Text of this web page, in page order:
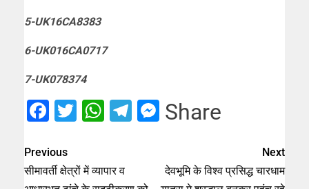
5-UK16CA8383
6-UK016CA0717
7-UK078374
Facebook
Twitter
WhatsApp
Telegram
Messenger
Share
Previous
सीमावर्ती क्षेत्रों में व्यापार व
Next
देवभूमि के विश्व प्रसिद्ध चारधाम